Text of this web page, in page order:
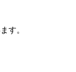
す。